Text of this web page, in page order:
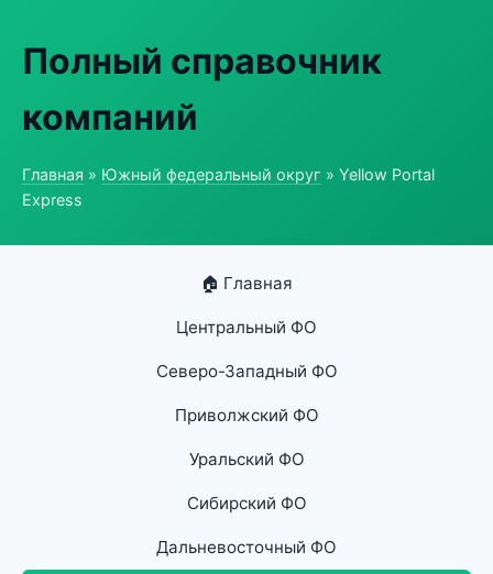
Полный справочник
компаний
Главная » Южный федеральный округ » Yellow Portal
Express
🏠 Главная
Центральный ФО
Северо-Западный ФО
Приволжский ФО
Уральский ФО
Сибирский ФО
Дальневосточный ФО